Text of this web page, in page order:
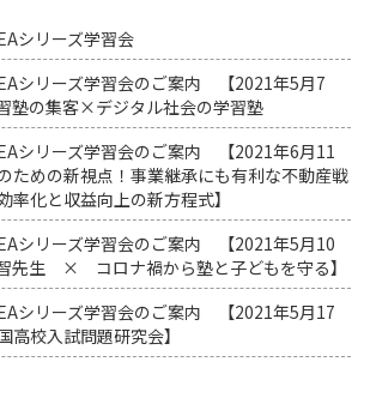
シリーズ学習会
シリーズ学習会のご案内 【2021年5月7
塾の集客×デジタル社会の学習塾
シリーズ学習会のご案内 【2021年6月11
めの新視点！事業継承にも有利な不動産戦
率化と収益向上の新方程式】
シリーズ学習会のご案内 【2021年5月10
先生 × コロナ禍から塾と子どもを守る】
シリーズ学習会のご案内 【2021年5月17
校入試問題研究会】